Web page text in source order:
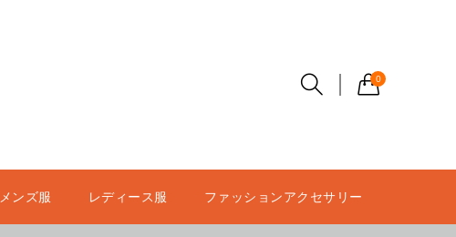
0
メンズ服 レディース服 ファッションアクセサリー